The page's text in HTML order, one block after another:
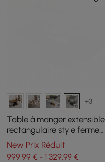
+3
Table à manger extensible
rectangulaire style ferme
200–240 cm noire, pour 6–
8 personnes
New Prix Réduit
999,99 € - 1 329,99 €